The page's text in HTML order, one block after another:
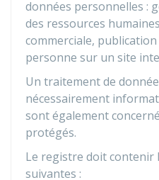
données personnelles :
des ressources
commerciale,
personne sur un site
Un traitement de
nécessairement
sont également
protégés.
Le registre doit contenir
suivantes :